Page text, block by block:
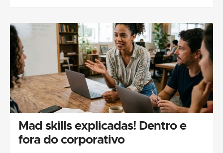
Mad skills explicadas! Dentro e
fora do corporativo